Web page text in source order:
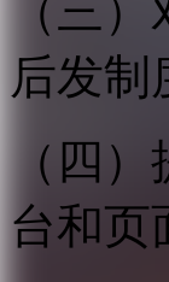
（三
后发制
（四
台和页